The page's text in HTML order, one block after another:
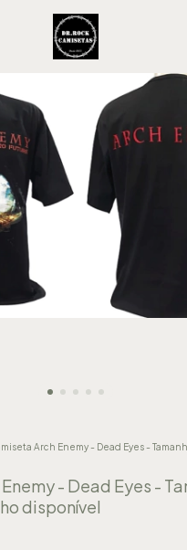
Arch Enemy - Dead Eyes -
- Dead Eyes -
disponível